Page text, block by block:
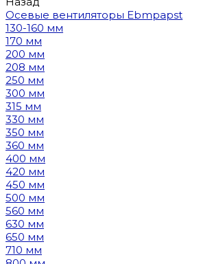
Осевые вентиляторы Ebmpapst
130-160 мм
170 мм
200 мм
208 мм
250 мм
300 мм
315 мм
330 мм
350 мм
360 мм
400 мм
420 мм
450 мм
500 мм
560 мм
630 мм
650 мм
710 мм